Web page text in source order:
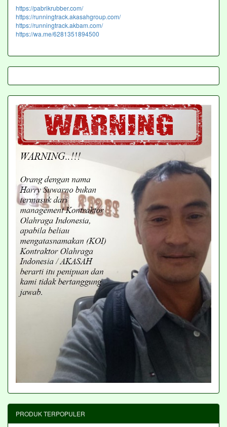
https://pabrikrubber.com/
https://runningtrack.akasahgroup.com/
https://runningtrack.akbam.com/
https://wa.me/6281351894500
PRODUK TERPOPULER